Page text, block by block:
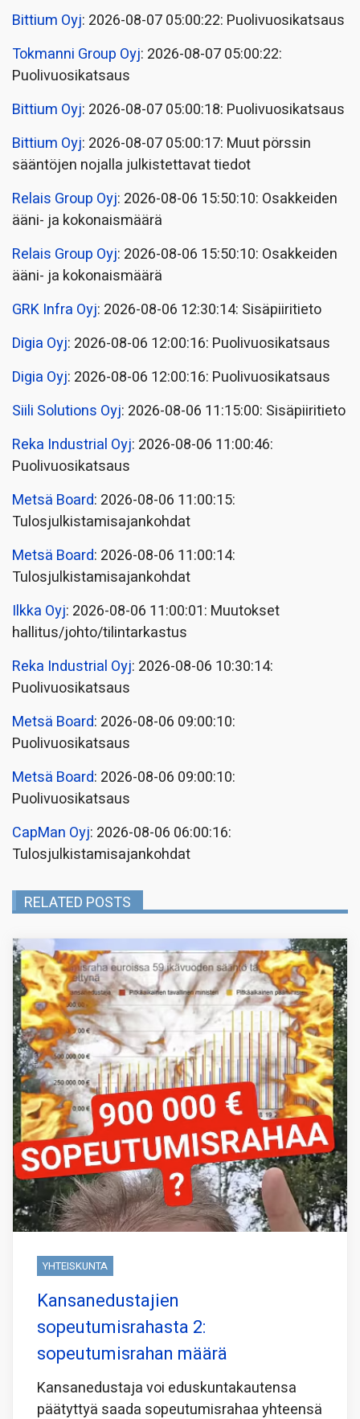
Bittium Oyj: 2026-08-07 05:00:22: Puolivuosikatsaus
Tokmanni Group Oyj: 2026-08-07 05:00:22:
Puolivuosikatsaus
Bittium Oyj: 2026-08-07 05:00:18: Puolivuosikatsaus
Bittium Oyj: 2026-08-07 05:00:17: Muut pörssin
sääntöjen nojalla julkistettavat tiedot
Relais Group Oyj: 2026-08-06 15:50:10: Osakkeiden
ääni- ja kokonaismäärä
Relais Group Oyj: 2026-08-06 15:50:10: Osakkeiden
ääni- ja kokonaismäärä
GRK Infra Oyj: 2026-08-06 12:30:14: Sisäpiiritieto
Digia Oyj: 2026-08-06 12:00:16: Puolivuosikatsaus
Digia Oyj: 2026-08-06 12:00:16: Puolivuosikatsaus
Siili Solutions Oyj: 2026-08-06 11:15:00: Sisäpiiritieto
Reka Industrial Oyj: 2026-08-06 11:00:46:
Puolivuosikatsaus
Metsä Board: 2026-08-06 11:00:15:
Tulosjulkistamisajankohdat
Metsä Board: 2026-08-06 11:00:14:
Tulosjulkistamisajankohdat
Ilkka Oyj: 2026-08-06 11:00:01: Muutokset
hallitus/johto/tilintarkastus
Reka Industrial Oyj: 2026-08-06 10:30:14:
Puolivuosikatsaus
Metsä Board: 2026-08-06 09:00:10:
Puolivuosikatsaus
Metsä Board: 2026-08-06 09:00:10:
Puolivuosikatsaus
CapMan Oyj: 2026-08-06 06:00:16:
Tulosjulkistamisajankohdat
RELATED POSTS
YHTEISKUNTA
Kansanedustajien
sopeutumisrahasta 2:
sopeutumisrahan määrä
Kansanedustaja voi eduskuntakautensa
päätyttyä saada sopeutumisrahaa yhteensä